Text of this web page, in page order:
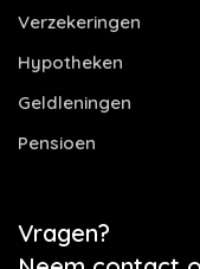
Verzekeringen
Hypotheken
Geldleningen
Pensioen
Vragen?